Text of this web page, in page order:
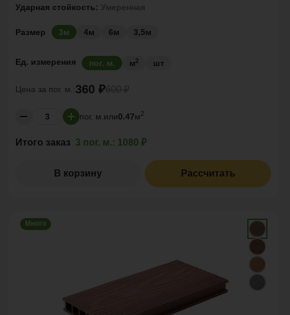
Ударная стойкость:
Размер 3м 4м 6м 3,5м
Ед. измерения пог. м. м2 шт
Цена за пог. м.:360 ₽600 ₽
пог. м. или0.47м2
Итого заказ 3 пог. м.: 1080 ₽
В корзину Рассчитать
Много